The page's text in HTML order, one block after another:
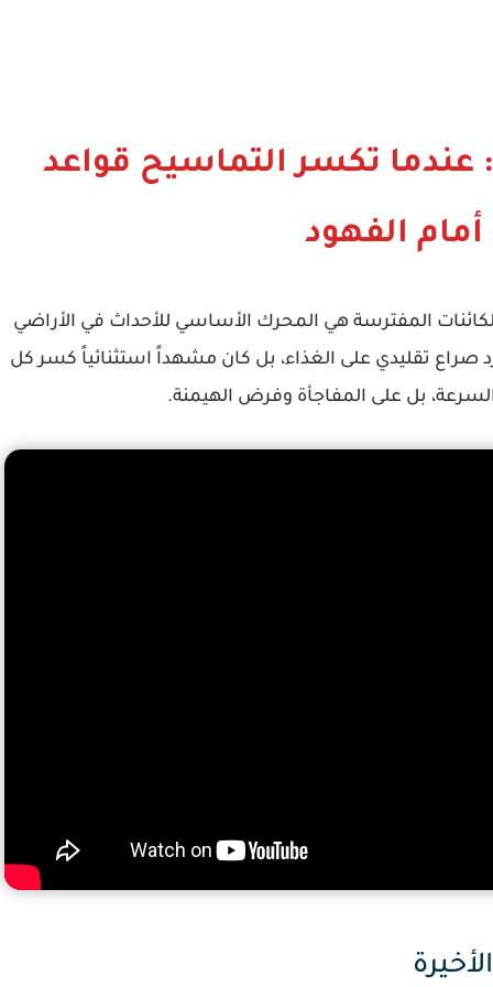
عندما تكسر التماسيح قواعد
أمام الفهود
المفترسة هي المحرك الأساسي للأحداث في الأراضي
صراع تقليدي على الغذاء، بل كان مشهداً استثنائياً كسر كل
بل على المفاجأة وفرض الهيمنة.